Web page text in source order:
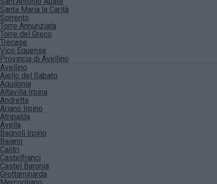
Santa Maria la Carità
Sorrento
Torre Annunziata
Torre del Greco
Trecase
Vico Equense
Provincia di Avellino
Avellino
Aiello del Sabato
Aquilonia
Altavilla Irpina
Andretta
Ariano Irpino
Atripalda
Avella
Bagnoli Irpino
Baiano
Calitri
Castelfranci
Castel Baronia
Grottaminarda